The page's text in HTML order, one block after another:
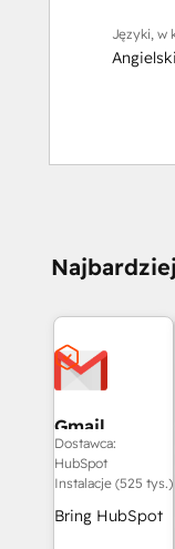
Języki, w
Angielski
Gmail
Dostawca:
HubSpot
Instalacje (525 tys.)
Bring HubSpot